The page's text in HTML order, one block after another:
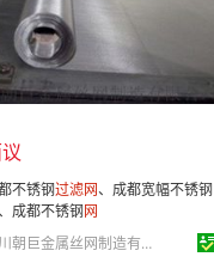
营模式：生产制造
日期：2018-11-26
应产品：104 条
不锈钢过滤网、成都宽幅不锈钢
成都不锈钢网
四川朝巨金属丝网制造有限公司